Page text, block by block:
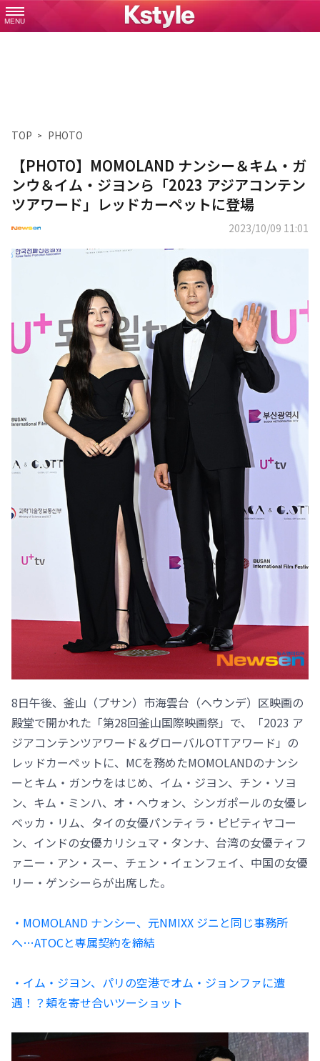
MENU
TOP PHOTO
【PHOTO】MOMOLAND ナンシー＆キム・ガ
ンウ＆イム・ジヨンら「2023 アジアコンテン
ツアワード」レッドカーペットに登場
2023/10/09 11:01
8日午後、釜山（プサン）市海雲台（ヘウンデ）区映画の
殿堂で開かれた「第28回釜山国際映画祭」で、「2023 ア
ジアコンテンツアワード＆グローバルOTTアワード」の
レッドカーペットに、MCを務めたMOMOLANDのナンシ
ーとキム・ガンウをはじめ、イム・ジヨン、チン・ソヨ
ン、キム・ミンハ、オ・ヘウォン、シンガポールの女優レ
ベッカ・リム、タイの女優パンティラ・ピピティヤコー
ン、インドの女優カリシュマ・タンナ、台湾の女優ティフ
ァニー・アン・スー、チェン・イェンフェイ、中国の女優
リー・ゲンシーらが出席した。
・MOMOLAND ナンシー、元NMIXX ジニと同じ事務所
へ…ATOCと専属契約を締結
・イム・ジヨン、パリの空港でオム・ジョンファに遭
遇！？頬を寄せ合いツーショット